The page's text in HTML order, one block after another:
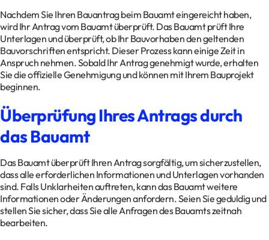
Nachdem Sie Ihren Bauantrag beim Bauamt eingereicht haben,
wird Ihr Antrag vom Bauamt überprüft. Das Bauamt prüft Ihre
Unterlagen und überprüft, ob Ihr Bauvorhaben den geltenden
Bauvorschriften entspricht. Dieser Prozess kann einige Zeit in
Anspruch nehmen. Sobald Ihr Antrag genehmigt wurde, erhalten
Sie die offizielle Genehmigung und können mit Ihrem Bauprojekt
beginnen.
Überprüfung Ihres Antrags durch
das Bauamt
Das Bauamt überprüft Ihren Antrag sorgfältig, um sicherzustellen,
dass alle erforderlichen Informationen und Unterlagen vorhanden
sind. Falls Unklarheiten auftreten, kann das Bauamt weitere
Informationen oder Änderungen anfordern. Seien Sie geduldig und
stellen Sie sicher, dass Sie alle Anfragen des Bauamts zeitnah
bearbeiten.